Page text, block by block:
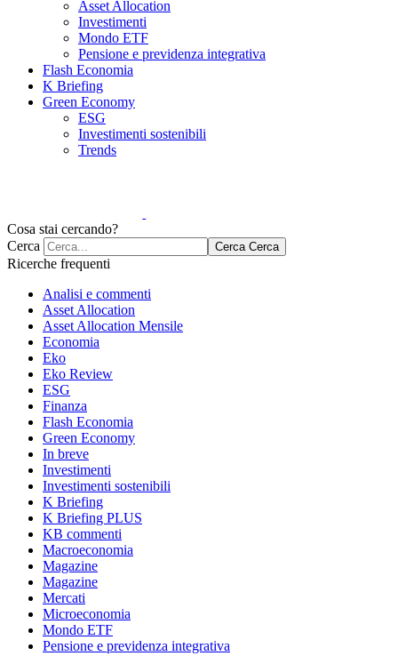
Asset Allocation
Investimenti
Mondo ETF
Pensione e previdenza integrativa
Flash Economia
K Briefing
Green Economy
ESG
Investimenti sostenibili
Trends
Cosa stai cercando?
Cerca
Cerca Cerca
Ricerche frequenti
Analisi e commenti
Asset Allocation
Asset Allocation Mensile
Economia
Eko
Eko Review
ESG
Finanza
Flash Economia
Green Economy
In breve
Investimenti
Investimenti sostenibili
K Briefing
K Briefing PLUS
KB commenti
Macroeconomia
Magazine
Magazine
Mercati
Microeconomia
Mondo ETF
Pensione e previdenza integrativa